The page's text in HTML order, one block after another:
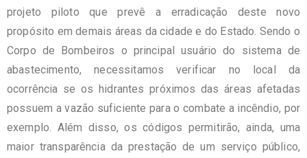
projeto piloto que prevê a erradicação deste novo
propósito em demais áreas da cidade e do Estado. Sendo o
Corpo de Bombeiros o principal usuário do sistema de
abastecimento, necessitamos verificar no local da
ocorrência se os hidrantes próximos das áreas afetadas
possuem a vazão suficiente para o combate a incêndio, por
exemplo. Além disso, os códigos permitirão, ainda, uma
maior transparência da prestação de um serviço público,